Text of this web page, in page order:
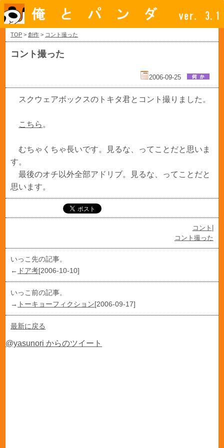
TOP >創作 > コント撮った
コント撮った
2006-09-25
スクウェアボックスのトキタ君とコント撮りました。
こちら 。
むちゃくちゃ長いです。見るな、ってことだと思いま
す。
最後のオチ以外全部アドリブ。見るな、ってことだと
思います。
コント
コント撮った
いっこ先の記事。
← ドア考[2006-10-10]
いっこ前の記事。
→ トーキョーフィクション[2006-09-17]
最新に戻る
@yasunori からのツイート